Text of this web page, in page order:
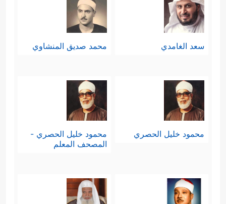
سعد الغامدي محمد صديق المنشاوي
محمود خليل الحصري
محمود خليل الحصري -
المصحف المعلم